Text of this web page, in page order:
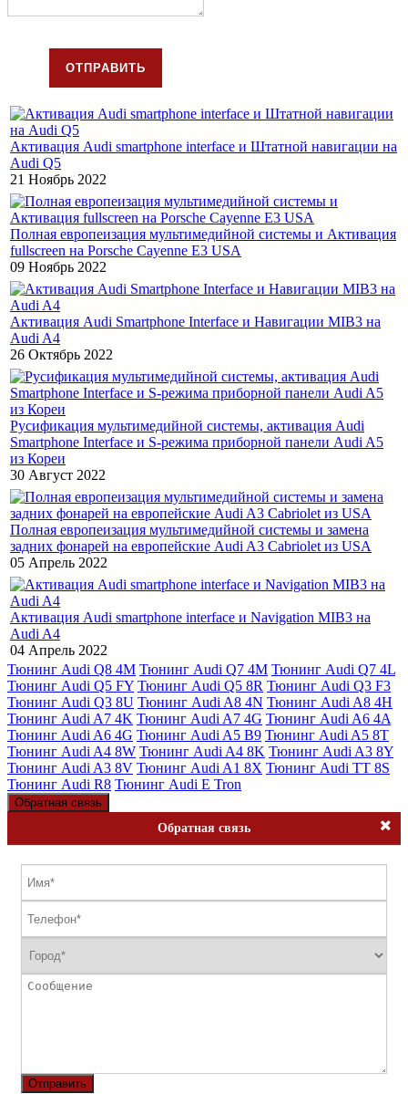
ОТПРАВИТЬ
Активация Audi smartphone interface и Штатной навигации на
Audi Q5
21 Ноябрь 2022
Полная европеизация мультимедийной системы и Активация
fullscreen на Porsche Cayenne E3 USA
09 Ноябрь 2022
Активация Audi Smartphone Interface и Навигации MIB3 на
Audi A4
26 Октябрь 2022
Русификация мультимедийной системы, активация Audi
Smartphone Interface и S-режима приборной панели Audi A5
из Кореи
30 Август 2022
Полная европеизация мультимедийной системы и замена
задних фонарей на европейские Audi A3 Cabriolet из USA
05 Апрель 2022
Активация Audi smartphone interface и Navigation MIB3 на
Audi A4
04 Апрель 2022
Тюнинг Audi Q8 4M Тюнинг Audi Q7 4M Тюнинг Audi Q7 4L
Тюнинг Audi Q5 FY Тюнинг Audi Q5 8R Тюнинг Audi Q3 F3
Тюнинг Audi Q3 8U Тюнинг Audi A8 4N Тюнинг Audi A8 4H
Тюнинг Audi A7 4K Тюнинг Audi A7 4G Тюнинг Audi A6 4A
Тюнинг Audi A6 4G Тюнинг Audi A5 B9 Тюнинг Audi A5 8T
Тюнинг Audi A4 8W Тюнинг Audi A4 8K Тюнинг Audi A3 8Y
Тюнинг Audi A3 8V Тюнинг Audi A1 8X Тюнинг Audi TT 8S
Тюнинг Audi R8 Тюнинг Audi E Tron
Обратная связь
Обратная связь
Отправить